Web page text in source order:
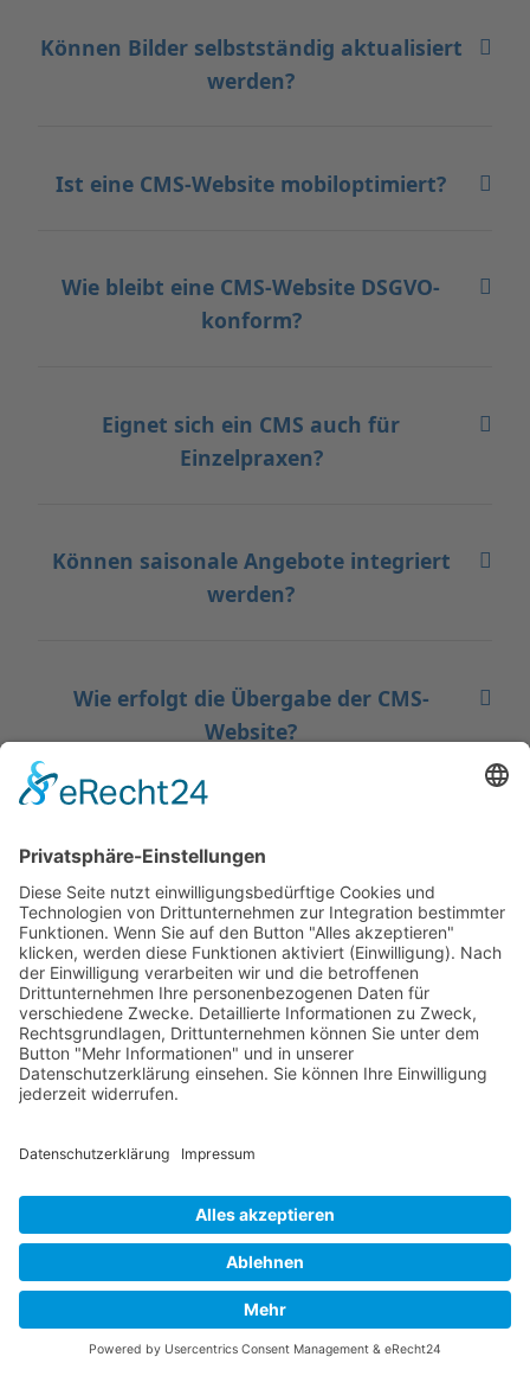
Können Bilder selbstständig aktualisiert
werden?
Ist eine CMS-Website mobiloptimiert?
Wie bleibt eine CMS-Website DSGVO-
konform?
Eignet sich ein CMS auch für
Einzelpraxen?
Können saisonale Angebote integriert
werden?
Wie erfolgt die Übergabe der CMS-
Website?
GERECHTES SEO
Geschäftsführer Mathias Ellmann
Wie Sichtbarkeit ohne Manipulation gelingt: ein
Praxisleitfaden für faire und verantwortliche
Suchmaschinenoptimierung.
Amazon Apple Books